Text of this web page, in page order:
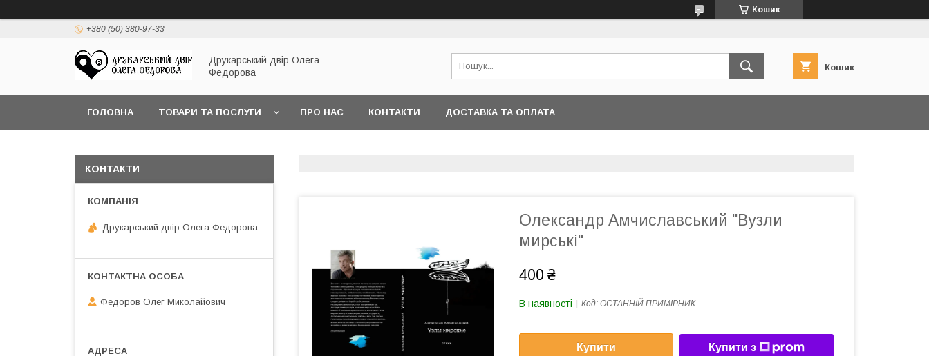
Кошик
+380 (50) 380-97-33
Друкарський двір Олега
Федорова
Кошик
ГОЛОВНА ТОВАРИ ТА ПОСЛУГИ ПРО НАС КОНТАКТИ ДОСТАВКА ТА ОПЛАТА
Олександр Амчиславський "Вузли
мирські"
400 ₴
В наявності Код: ОСТАННІЙ ПРИМІРНИК
Купити Купити з
КОНТАКТИ
Друкарський двір Олега Федорова
Федоров Олег Миколайович